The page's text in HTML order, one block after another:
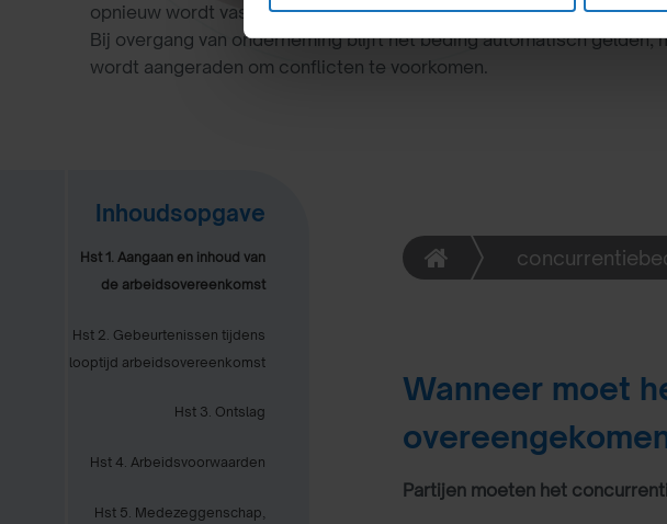
opnieuw wordt vastgelegd. Dat geldt als door de wijziging het
Bij overgang van onderneming blijft het beding automatisch
wordt aangeraden om conflicten te voorkomen.
Inhoudsopgave
Hst 1. Aangaan en inhoud van
de arbeidsovereenkomst
Hst 2. Gebeurtenissen tijdens
looptijd arbeidsovereenkomst
Hst 3. Ontslag
Hst 4. Arbeidsvoorwaarden
Hst 5. Medezeggenschap,
Wanneer moet
Partijen moeten het